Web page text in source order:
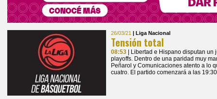
26/03/21 | Liga Nacional
Tensión total
08:53
| Libertad e Hispano disputan
playoffs. Dentro de una paridad muy
Peñarol y Comunicaciones atento a lo
cuatro. El partido comenzará a las